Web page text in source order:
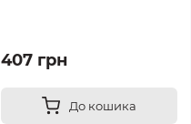
407 грн
До кошика